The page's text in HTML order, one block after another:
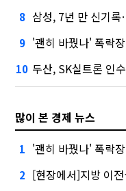
8 삼성, 7년 만 신기
9 '괜히 바꿨나' 폭락장
10 두산, SK실트론 인
많이 본 경제 뉴스
1 '괜히 바꿨나' 폭락장
2 [현장에서]지방 이전설에